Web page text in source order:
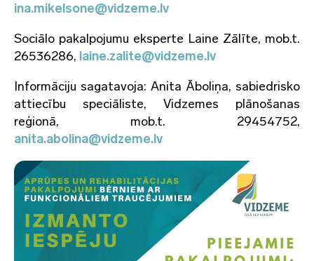
ina.mikelsone@vidzeme.lv
Sociālo pakalpojumu eksperte Laine Zālīte, mob.t.
26536286, laine.zalite@vidzeme.lv
Informāciju sagatavoja: Anita Āboliņa, sabiedrisko
attiecību speciāliste, Vidzemes plānošanas
reģionā, mob.t. 29454752,
anita.abolina@vidzeme.lv